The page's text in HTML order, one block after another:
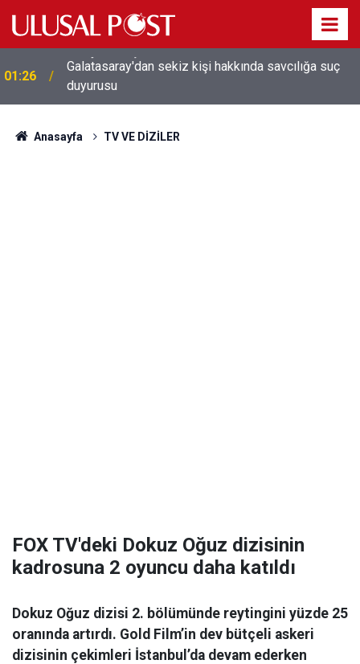
01:26
Galatasaray'dan sekiz kişi hakkında savcılığa suç
duyurusu
Anasayfa TV VE DİZİLER
FOX TV'deki Dokuz Oğuz dizisinin
kadrosuna 2 oyuncu daha katıldı
Dokuz Oğuz dizisi 2. bölümünde reytingini yüzde 25
oranında artırdı. Gold Film’in dev bütçeli askeri
dizisinin çekimleri İstanbul’da devam ederken